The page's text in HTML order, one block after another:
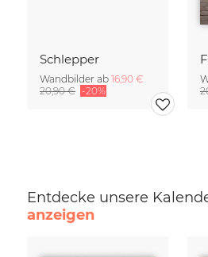
Schlepper
Wandbilder ab 16,90 €
20,90 € -20%
Entdecke unsere
anzeigen